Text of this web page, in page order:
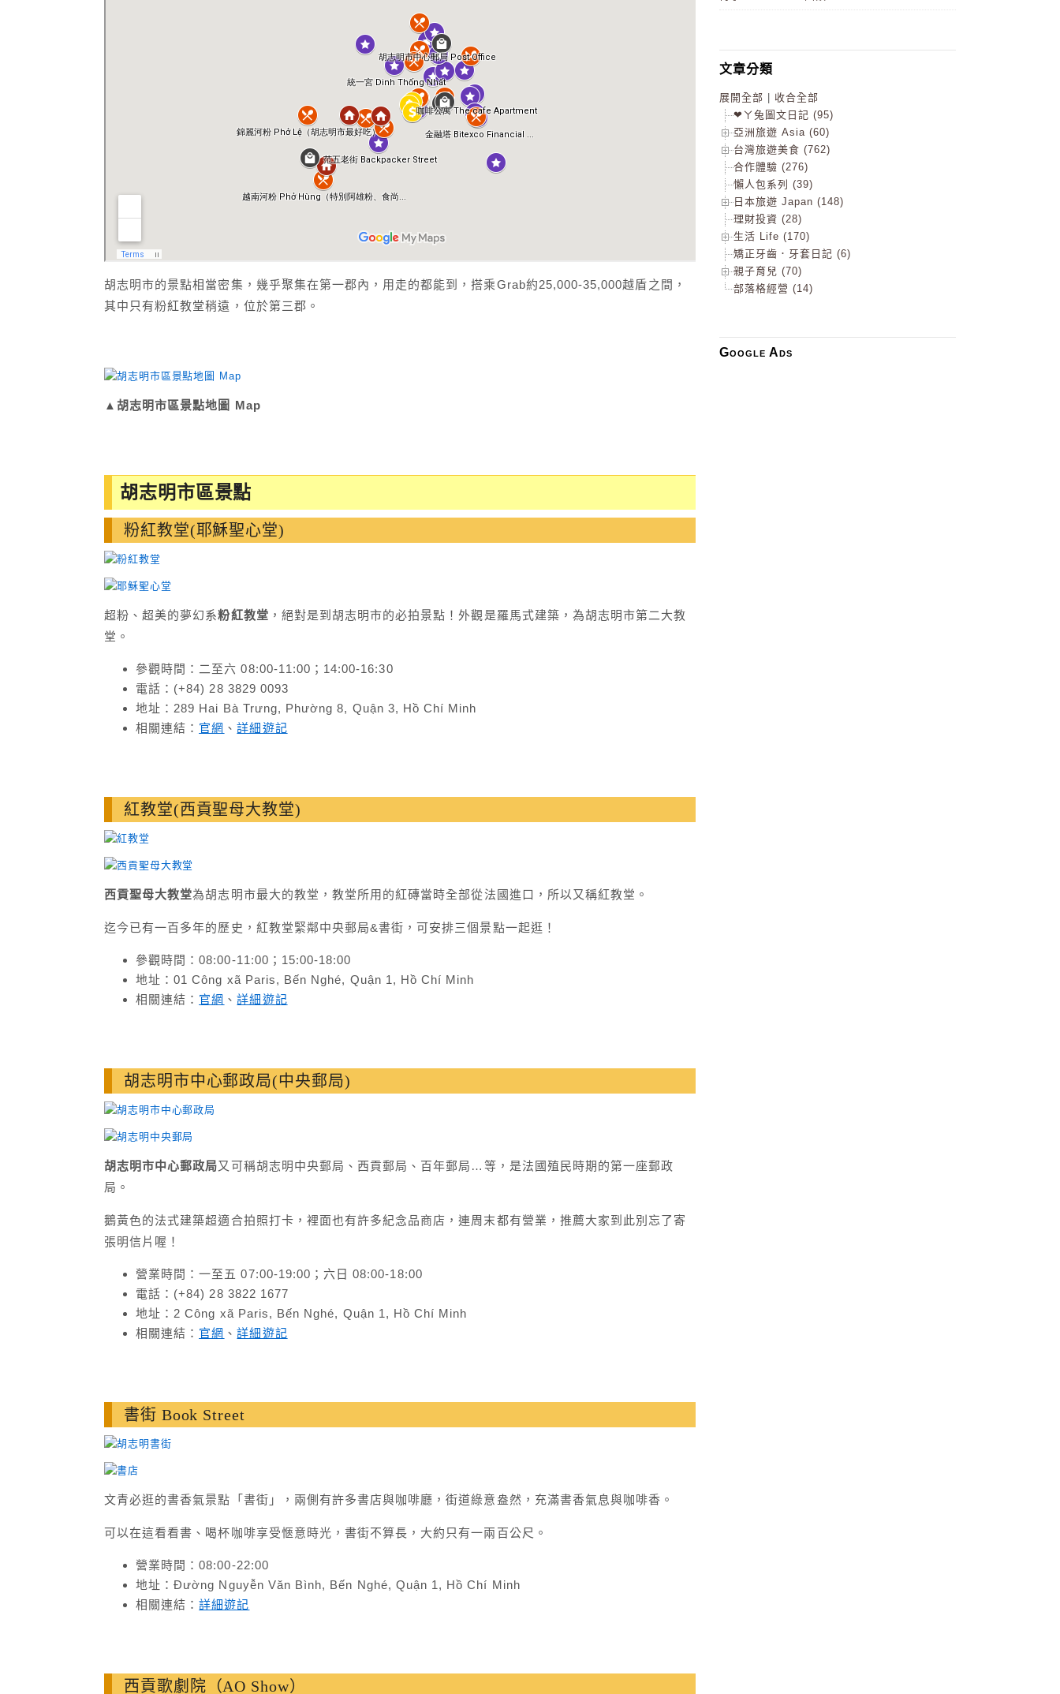
胡志明市的景點相當密集，幾乎聚集在第一郡內，用走的都能到，搭乘Grab約25,000-35,000越盾之間，
其中只有粉紅教堂稍遠，位於第三郡。
▲胡志明市區景點地圖 Map
胡志明市區景點
粉紅教堂(耶穌聖心堂)
超粉、超美的夢幻系粉紅教堂 ，絕對是到胡志明市的必拍景點！外觀是羅馬式建築，為胡志明市第二大教
堂。
參觀時間：二至六 08:00-11:00；14:00-16:30
電話：(+84) 28 3829 0093
地址：289 Hai Bà Trưng, Phường 8, Quận 3, Hồ Chí Minh
相關連結： 官網 、詳細遊記
紅教堂(西貢聖母大教堂)
西貢聖母大教堂為胡志明市最大的教堂，教堂所用的紅磚當時全部從法國進口，所以又稱紅教堂。
迄今已有一百多年的歷史，紅教堂緊鄰中央郵局&書街，可安排三個景點一起逛！
參觀時間：08:00-11:00；15:00-18:00
地址：01 Công xã Paris, Bến Nghé, Quận 1, Hồ Chí Minh
相關連結： 官網 、詳細遊記
胡志明市中心郵政局(中央郵局)
胡志明市中心郵政局又可稱胡志明中央郵局、西貢郵局、百年郵局…等，是法國殖民時期的第一座郵政
局。
鵝黃色的法式建築超適合拍照打卡，裡面也有許多紀念品商店，連周末都有營業，推薦大家到此別忘了寄
張明信片喔！
營業時間：一至五 07:00-19:00；六日 08:00-18:00
電話：(+84) 28 3822 1677
地址：2 Công xã Paris, Bến Nghé, Quận 1, Hồ Chí Minh
相關連結： 官網 、詳細遊記
書街 Book Street
文青必逛的書香氣景點「書街」，兩側有許多書店與咖啡廳，街道綠意盎然，充滿書香氣息與咖啡香。
可以在這看看書、喝杯咖啡享受愜意時光，書街不算長，大約只有一兩百公尺。
營業時間：08:00-22:00
地址：Đường Nguyễn Văn Bình, Bến Nghé, Quận 1, Hồ Chí Minh
相關連結：詳細遊記
西貢歌劇院（AO Show）
文章分類
展開全部
收合全部
❤ㄚ兔圖文日記 (95)
亞洲旅遊 Asia (60)
台灣旅遊美食 (762)
合作體驗 (276)
懶人包系列 (39)
日本旅遊 Japan (148)
理財投資 (28)
生活 Life (170)
矯正牙齒．牙套日記 (6)
親子育兒 (70)
部落格經營 (14)
Google Ads